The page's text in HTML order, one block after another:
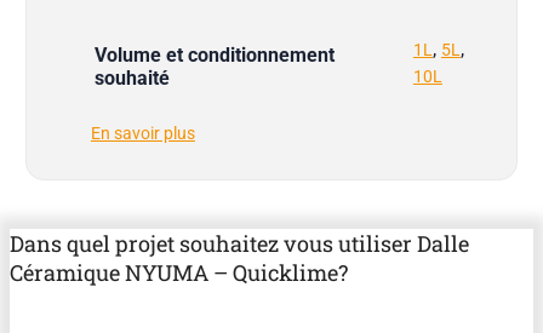
Volume et conditionnement
souhaité
1L , 5L ,
10L
En savoir plus
Dans quel projet souhaitez vous utiliser Dalle
Céramique NYUMA – Quicklime?